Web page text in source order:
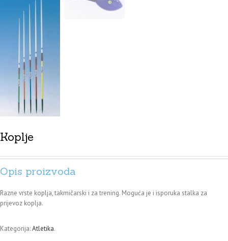
Koplje
Opis proizvoda
Razne vrste koplja, takmičarski i za trening. Moguća je i isporuka stalka za
prijevoz koplja.
Kategorija:Atletika.